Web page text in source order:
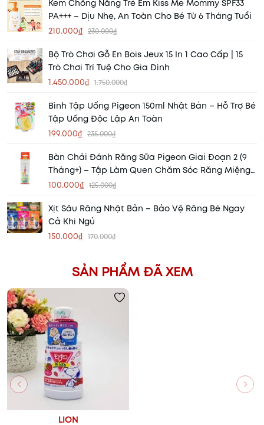
Kem Chống Nắng Trẻ Em Kiss Me Mommy SPF33
PA+++ – Dịu Nhẹ, An Toàn Cho Bé Từ 6 Tháng Tuổi
210.000₫ 230.000₫
Bộ Trò Chơi Gỗ En Bois Jeux 15 In 1 Cao Cấp | 15
Trò Chơi Trí Tuệ Cho Gia Đình
1.450.000₫ 1.750.000₫
Bình Tập Uống Pigeon 150ml Nhật Bản – Hỗ Trợ Bé
Tập Uống Độc Lập An Toàn
199.000₫ 235.000₫
Bàn Chải Đánh Răng Sữa Pigeon Giai Đoạn 2 (9
Tháng+) – Tập Làm Quen Chăm Sóc Răng Miệng
Cho Bé
100.000₫ 125.000₫
Xịt Sâu Răng Nhật Bản – Bảo Vệ Răng Bé Ngay
Cả Khi Ngủ
150.000₫ 170.000₫
SẢN PHẨM ĐÃ XEM
LION